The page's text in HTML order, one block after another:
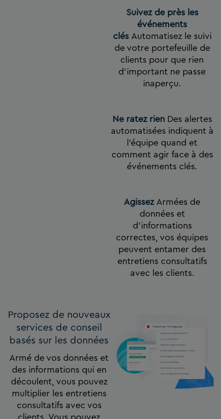
Suivez de près les
événements
clés Automatisez le suivi
de votre portefeuille de
clients pour que rien
d’important ne passe
inaperçu.
Ne ratez rien Des alertes
automatisées indiquent à
l’équipe quand et
comment agir face à des
événements clés.
Agissez Armées de
données et
d’informations
correctes, vos équipes
peuvent entamer des
entretiens consultatifs
avec les clients.
Proposez de nouveaux
services de conseil
basés sur les données
Armé de vos données et
des informations qui en
découlent, vous pouvez
multiplier les entretiens
consultatifs avec vos
clients. Vous pouvez